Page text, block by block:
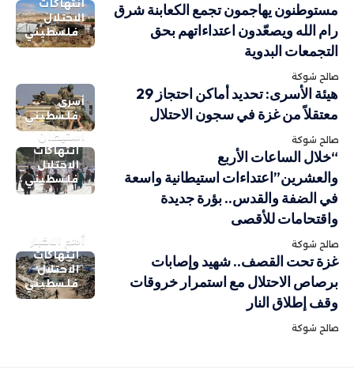
انتهاكات
الاحتلال
فلسطيني
مستوطنون يهاجمون تجمع الكعابنة شرق
رام الله ويصعّدون اعتداءاتهم بحق
التجمعات البدوية
صالح شوكة
أسرى
فلسطيني
هيئة الأسرى: تحديد أماكن احتجاز 29
معتقلاً من غزة في سجون الاحتلال
صالح شوكة
استيطان
انتهاكات
الاحتلال
فلسطيني
“خلال الساعات الأربع
والعشرين”اعتداءات استيطانية واسعة
في الضفة والقدس.. بؤرة جديدة
واقتحامات للأقصى
صالح شوكة
أهم الاخبار
انتهاكات
الاحتلال
فلسطيني
غزة تحت القصف.. شهيد وإصابات
برصاص الاحتلال مع استمرار خروقات
وقف إطلاق النار
صالح شوكة